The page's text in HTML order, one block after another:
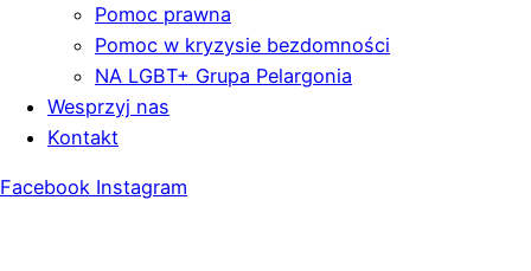
Pomoc prawna
Pomoc w kryzysie bezdomności
NA LGBT+ Grupa Pelargonia
Wesprzyj nas
Kontakt
Facebook Instagram